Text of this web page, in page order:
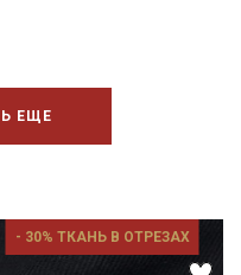
ЕЩЕ
- 30% ТКАНЬ В ОТРЕЗАХ